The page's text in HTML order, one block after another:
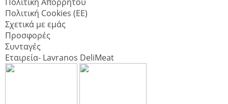
Πολιτική Cookies (ΕΕ)
Σχετικά με εμάς
Προσφορές
Συνταγές
Εταιρεία- Lavranos DeliMeat